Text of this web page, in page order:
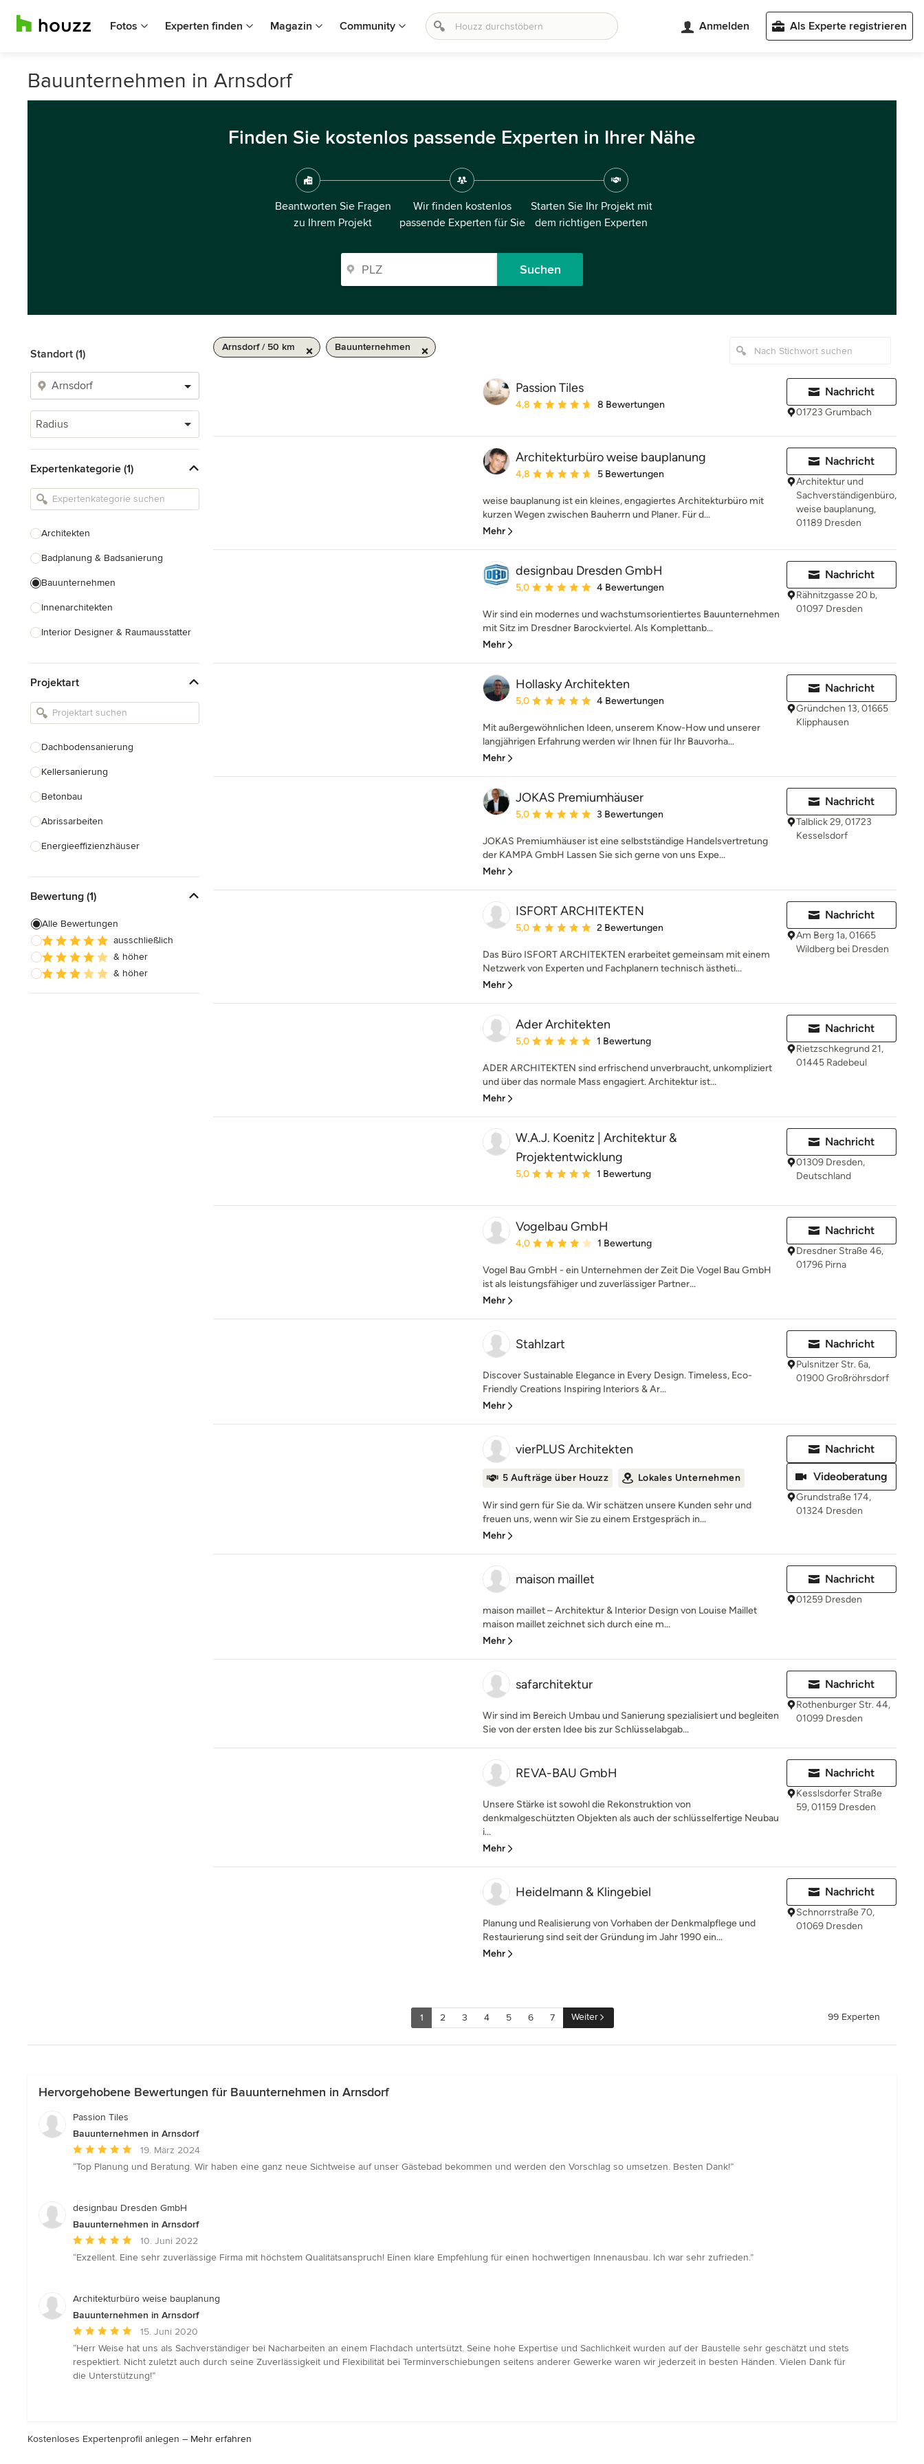
Fotos Experten finden Magazin Community Anmelden Als Experte registrieren
Bauunternehmen in Arnsdorf
Finden Sie kostenlos passende Experten in Ihrer Nähe
Beantworten Sie Fragen
zu Ihrem Projekt
Wir finden kostenlos
passende Experten für Sie
Starten Sie Ihr Projekt mit
dem richtigen Experten
Suchen
Standort (1)
Radius
Expertenkategorie (1)
Architekten
Badplanung & Badsanierung
Bauunternehmen
Innenarchitekten
Interior Designer & Raumausstatter
Landschaftsarchitekten
Armaturen & Sanitärbedarf
Projektart
Dachbodensanierung
Kellersanierung
Betonbau
Abrissarbeiten
Energieeffizienzhäuser
Garagenbau
Nachhaltiges Bauen
Hausanbau
Hauserweiterungen
Bewertung (1)
Alle Bewertungen
ausschließlich
& höher
& höher
Arnsdorf / 50 km Bauunternehmen
Passion Tiles
Durchschnittliche Bewertung: 4.8 von 5 Sternen
4,8 8 Bewertungen
Nachricht
01723 Grumbach
Architekturbüro weise bauplanung
Durchschnittliche Bewertung: 4.8 von 5 Sternen
4,8 5 Bewertungen
weise bauplanung ist ein kleines, engagiertes Architekturbüro mit
kurzen Wegen zwischen Bauherrn und Planer. Für d...
Mehr
Nachricht
Architektur und
Sachverständigenbüro,
weise bauplanung,
01189 Dresden
designbau Dresden GmbH
Durchschnittliche Bewertung: 5 von 5 Sternen
5,0 4 Bewertungen
Wir sind ein modernes und wachstumsorientiertes Bauunternehmen
mit Sitz im Dresdner Barockviertel. Als Komplettanb...
Mehr
Nachricht
Rähnitzgasse 20 b,
01097 Dresden
Hollasky Architekten
Durchschnittliche Bewertung: 5 von 5 Sternen
5,0 4 Bewertungen
Mit außergewöhnlichen Ideen, unserem Know-How und unserer
langjährigen Erfahrung werden wir Ihnen für Ihr Bauvorha...
Mehr
Nachricht
Gründchen 13, 01665
Klipphausen
JOKAS Premiumhäuser
Durchschnittliche Bewertung: 5 von 5 Sternen
5,0 3 Bewertungen
JOKAS Premiumhäuser ist eine selbstständige Handelsvertretung
der KAMPA GmbH Lassen Sie sich gerne von uns Expe...
Mehr
Nachricht
Talblick 29, 01723
Kesselsdorf
ISFORT ARCHITEKTEN
Durchschnittliche Bewertung: 5 von 5 Sternen
5,0 2 Bewertungen
Das Büro ISFORT ARCHITEKTEN erarbeitet gemeinsam mit einem
Netzwerk von Experten und Fachplanern technisch ästheti...
Mehr
Nachricht
Am Berg 1a, 01665
Wildberg bei Dresden
Ader Architekten
Durchschnittliche Bewertung: 5 von 5 Sternen
5,0 1 Bewertung
ADER ARCHITEKTEN sind erfrischend unverbraucht, unkompliziert
und über das normale Mass engagiert. Architektur ist...
Mehr
Nachricht
Rietzschkegrund 21,
01445 Radebeul
W.A.J. Koenitz | Architektur &
Projektentwicklung
Durchschnittliche Bewertung: 5 von 5 Sternen
5,0 1 Bewertung
Nachricht
01309 Dresden,
Deutschland
Vogelbau GmbH
Durchschnittliche Bewertung: 4 von 5 Sternen
4,0 1 Bewertung
Vogel Bau GmbH - ein Unternehmen der Zeit Die Vogel Bau GmbH
ist als leistungsfähiger und zuverlässiger Partner...
Mehr
Nachricht
Dresdner Straße 46,
01796 Pirna
Stahlzart
Discover Sustainable Elegance in Every Design. Timeless, Eco-
Friendly Creations Inspiring Interiors & Ar...
Mehr
Nachricht
Pulsnitzer Str. 6a,
01900 Großröhrsdorf
vierPLUS Architekten
5 Aufträge über Houzz Lokales Unternehmen
Wir sind gern für Sie da. Wir schätzen unsere Kunden sehr und
freuen uns, wenn wir Sie zu einem Erstgespräch in...
Mehr
Nachricht
Videoberatung
Grundstraße 174,
01324 Dresden
maison maillet
maison maillet – Architektur & Interior Design von Louise Maillet
maison maillet zeichnet sich durch eine m...
Mehr
Nachricht
01259 Dresden
safarchitektur
Wir sind im Bereich Umbau und Sanierung spezialisiert und begleiten
Sie von der ersten Idee bis zur Schlüsselabgab...
Nachricht
Rothenburger Str. 44,
01099 Dresden
REVA-BAU GmbH
Unsere Stärke ist sowohl die Rekonstruktion von
denkmalgeschützten Objekten als auch der schlüsselfertige Neubau
i...
Mehr
Nachricht
Kesslsdorfer Straße
59, 01159 Dresden
Heidelmann & Klingebiel
Planung und Realisierung von Vorhaben der Denkmalpflege und
Restaurierung sind seit der Gründung im Jahr 1990 ein...
Mehr
Nachricht
Schnorrstraße 70,
01069 Dresden
1 2 3 4 5 6 7 Weiter 99 Experten
Hervorgehobene Bewertungen für Bauunternehmen in Arnsdorf
Passion Tiles
Bauunternehmen in Arnsdorf
Durchschnittliche
Bewertung:
5
19. März 2024
“Top Planung und Beratung. Wir haben eine ganz neue Sichtweise auf unser Gästebad bekommen und werden den Vorschlag so umsetzen. Besten Dank!”
designbau Dresden GmbH
Bauunternehmen in Arnsdorf
Durchschnittliche
Bewertung:
5
10. Juni 2022
“Exzellent. Eine sehr zuverlässige Firma mit höchstem Qualitätsanspruch! Einen klare Empfehlung für einen hochwertigen Innenausbau. Ich war sehr zufrieden.”
Architekturbüro weise bauplanung
Bauunternehmen in Arnsdorf
Durchschnittliche
Bewertung:
5
von
15. Juni 2020
“Herr Weise hat uns als Sachverständiger bei Nacharbeiten an einem Flachdach untertsützt. Seine hohe Expertise und Sachlichkeit wurden auf der Baustelle sehr geschätzt und stets
respektiert. Nicht zuletzt auch durch seine Zuverlässigkeit und Flexibilität bei Terminverschiebungen seitens anderer Gewerke waren wir jederzeit in besten Händen. Vielen Dank für
die Unterstützung!”
Kostenloses Expertenprofil anlegen – Mehr erfahren